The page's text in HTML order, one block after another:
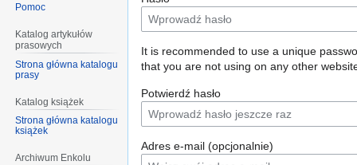
It is recommended to use a unique
that you are not using on any other
Potwierdź hasło
Adres e-mail (opcjonalnie)
Pomoc
Katalog artykułów
prasowych
Strona główna katalogu
prasy
Katalog książek
Strona główna katalogu
książek
Archiwum Enkolu